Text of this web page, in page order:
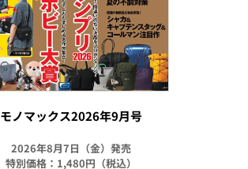
モノマックス2026年9月号
2026年8月7日（金）発売
特別価格：1,480円（税込）